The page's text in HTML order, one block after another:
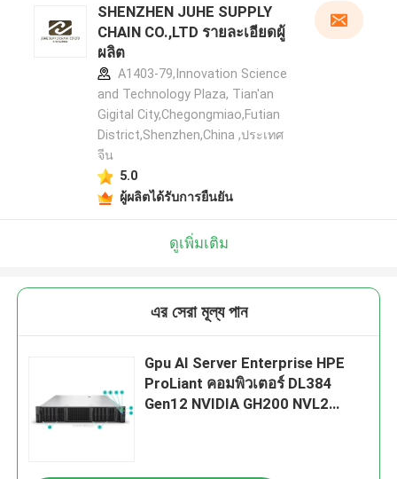
SHENZHEN JUHE SUPPLY
CHAIN CO.,LTD รายละเอียดผู้
ผลิต
A1403-79,Innovation Science
and Technology Plaza, Tian'an
Gigital City,Chegongmiao,Futian
District,Shenzhen,China ,ประเทศ
จีน
5.0
ผู้ผลิตได้รับการยืนยัน
ดูเพิ่มเติม
এর সেরা মূল্য পান
Gpu AI Server Enterprise HPE
ProLiant คอมพิวเตอร์ DL384
Gen12 NVIDIA GH200 NVL2